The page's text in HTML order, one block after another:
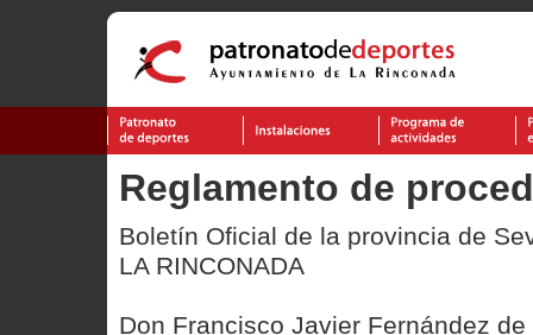
Reglamento de
Boletín Oficial de la provincia de
LA RINCONADA
Don Francisco Javier Fernández